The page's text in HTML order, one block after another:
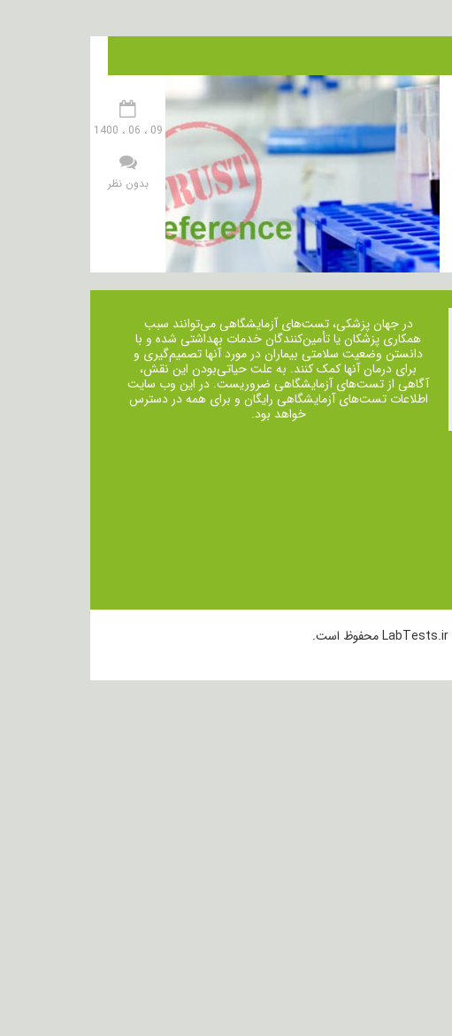
09 ، 06 ، 1400
بدون نظر
در جهان پزشکی، تست‌های آزمایشگاهی می‌توانند سبب
همکاری پزشکان یا تأمین‌کنندگان خدمات بهداشتی شده و با
دانستن وضعیت سلامتی بیماران در مورد آنها تصمیم‌گیری و
برای درمان ‌آنها کمک کنند. به علت حیاتی‌بودن این نقش،
آگاهی از تست‌های آزمایشگاهی ضروریست. در این وب سایت
اطلاعات تست‌های آزمایشگاهی رایگان و برای همه در دسترس
خواهد بود.